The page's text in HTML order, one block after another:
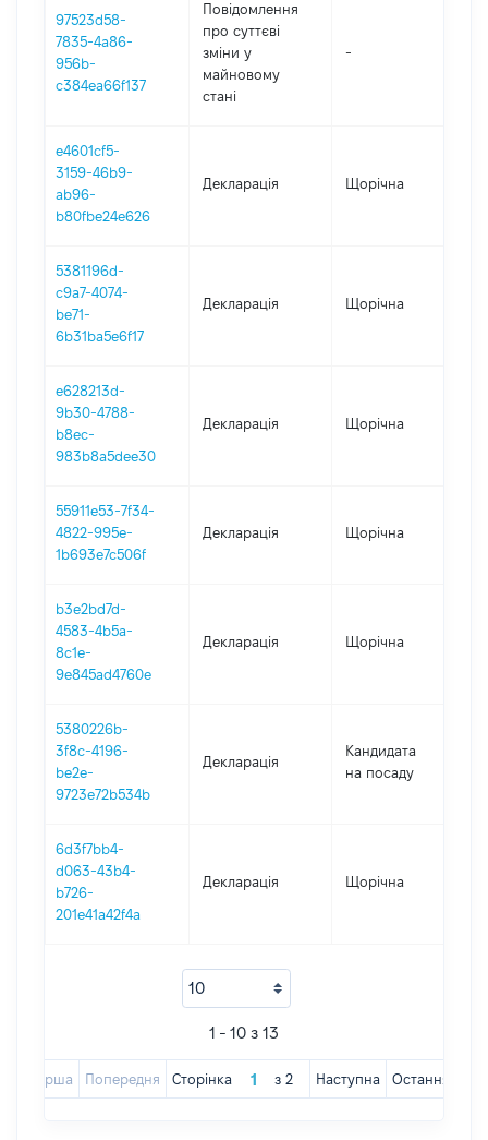
97523d58-
7835-4a86-
956b-
c384ea66f137
Повідомлення
про суттєві
зміни y
майновому
стані
-
e4601cf5-
3159-46b9-
ab96-
b80fbe24e626
Декларація Щорічна
5381196d-
c9a7-4074-
be71-
6b31ba5e6f17
Декларація Щорічна
e628213d-
9b30-4788-
b8ec-
983b8a5dee30
Декларація Щорічна
55911e53-7f34-
4822-995e-
1b693e7c506f
Декларація Щорічна
b3e2bd7d-
4583-4b5a-
8c1e-
9e845ad4760e
Декларація Щорічна
5380226b-
3f8c-4196-
be2e-
9723e72b534b
Декларація
Кандидата
на посаду
6d3f7bb4-
d063-43b4-
b726-
201e41a42f4a
Декларація Щорічна
1 - 10 з 13
Перша Попередня Сторінка з 2 Наступна Остання